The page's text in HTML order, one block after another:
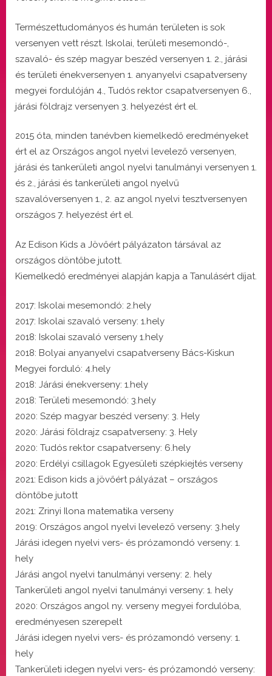
Természettudományos és humán területen is sok
versenyen vett részt. Iskolai, területi mesemondó-,
szavaló- és szép magyar beszéd versenyen 1. 2., járási
és területi énekversenyen 1. anyanyelvi csapatverseny
megyei fordulóján 4., Tudós rektor csapatversenyen 6.,
járási földrajz versenyen 3. helyezést ért el.
2015 óta, minden tanévben kiemelkedő eredményeket
ért el az Országos angol nyelvi levelező versenyen,
járási és tankerületi angol nyelvi tanulmányi versenyen 1.
és 2., járási és tankerületi angol nyelvű
szavalóversenyen 1., 2. az angol nyelvi tesztversenyen
országos 7. helyezést ért el.
Az Edison Kids a Jövőért pályázaton társával az
országos döntőbe jutott.
Kiemelkedő eredményei alapján kapja a Tanulásért díjat.
2017: Iskolai mesemondó: 2.hely
2017: Iskolai szavaló verseny: 1.hely
2018: Iskolai szavaló verseny 1.hely
2018: Bolyai anyanyelvi csapatverseny Bács-Kiskun
Megyei forduló: 4.hely
2018: Járási énekverseny: 1.hely
2018: Területi mesemondó: 3.hely
2020: Szép magyar beszéd verseny: 3. Hely
2020: Járási földrajz csapatverseny: 3. Hely
2020: Tudós rektor csapatverseny: 6.hely
2020: Erdélyi csillagok Egyesületi szépkiejtés verseny
2021: Edison kids a jövőért pályázat – országos
döntőbe jutott
2021: Zrinyi Ilona matematika verseny
2019: Országos angol nyelvi levelező verseny: 3.hely
Járási idegen nyelvi vers- és prózamondó verseny: 1.
hely
Járási angol nyelvi tanulmányi verseny: 2. hely
Tankerületi angol nyelvi tanulmányi verseny: 1. hely
2020: Országos angol ny. verseny megyei fordulóba,
eredményesen szerepelt
Járási idegen nyelvi vers- és prózamondó verseny: 1.
hely
Tankerületi idegen nyelvi vers- és prózamondó verseny: